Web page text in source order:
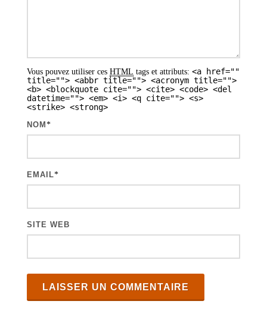
Vous pouvez utiliser ces HTML tags et attributs: <a href=""
title=""> <abbr title=""> <acronym title="">
<b> <blockquote cite=""> <cite> <code> <del
datetime=""> <em> <i> <q cite=""> <s>
<strike> <strong>
NOM *
EMAIL*
SITE WEB